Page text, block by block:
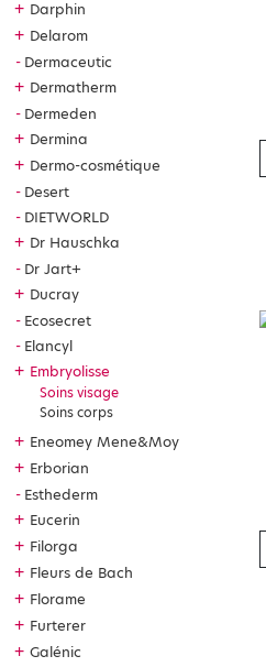
+ Darphin
+ Delarom
Dermaceutic
+ Dermatherm
Dermeden
+ Dermina
+ Dermo-cosmétique
Desert
DIETWORLD
+ Dr Hauschka
Dr Jart+
+ Ducray
Ecosecret
Elancyl
+ Embryolisse
Soins visage
Soins corps
+ Eneomey Mene&Moy
+ Erborian
Esthederm
+ Eucerin
+ Filorga
+ Fleurs de Bach
+ Florame
+ Furterer
+ Galénic